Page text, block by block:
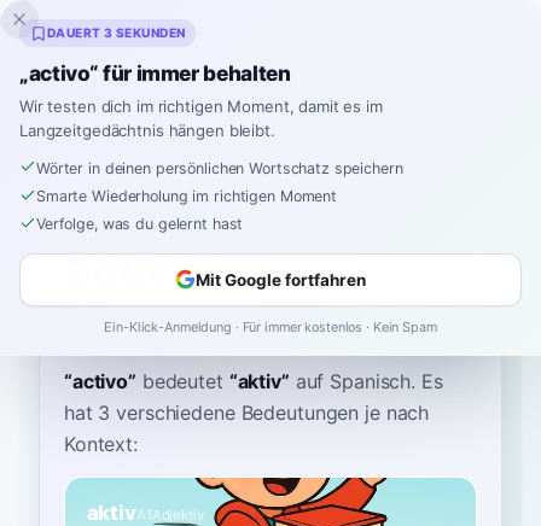
Inklingo
Startseite›Spanisch› Wörterbuch ›activo
activo
ahk-TEE-voh akˈti.βo
“activo” bedeutet “aktiv” auf Spanisch. Es
hat 3 verschiedene Bedeutungen je nach
Kontext:
aktivA1Adjektiv
DAUERT 3 SEKUNDEN
„activo“ für immer behalten
Wir testen dich im richtigen Moment, damit es im
Langzeitgedächtnis hängen bleibt.
Wörter in deinen persönlichen Wortschatz speichern
Smarte Wiederholung im richtigen Moment
Verfolge, was du gelernt hast
Mit Google fortfahren
Ein-Klick-Anmeldung · Für immer kostenlos · Kein Spam